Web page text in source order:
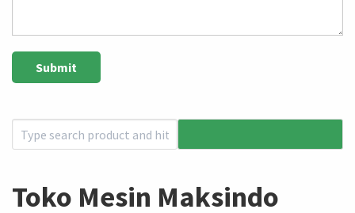
Toko Mesin Maksindo